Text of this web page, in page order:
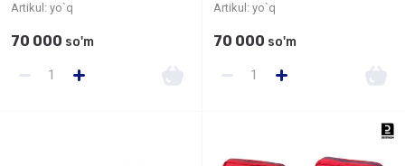
Artikul: yo`q
70 000 so'm
Artikul: yo`q
70 000 so'm